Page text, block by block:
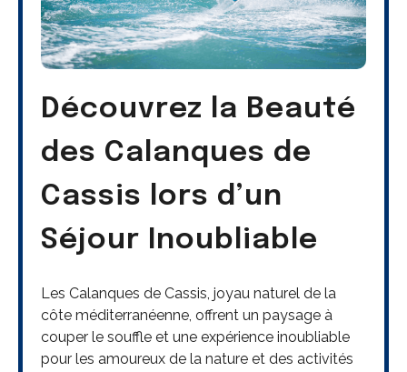
Découvrez la Beauté
des Calanques de
Cassis lors d’un
Séjour Inoubliable
Les Calanques de Cassis, joyau naturel de la
côte méditerranéenne, offrent un paysage à
couper le souffle et une expérience inoubliable
pour les amoureux de la nature et des activités